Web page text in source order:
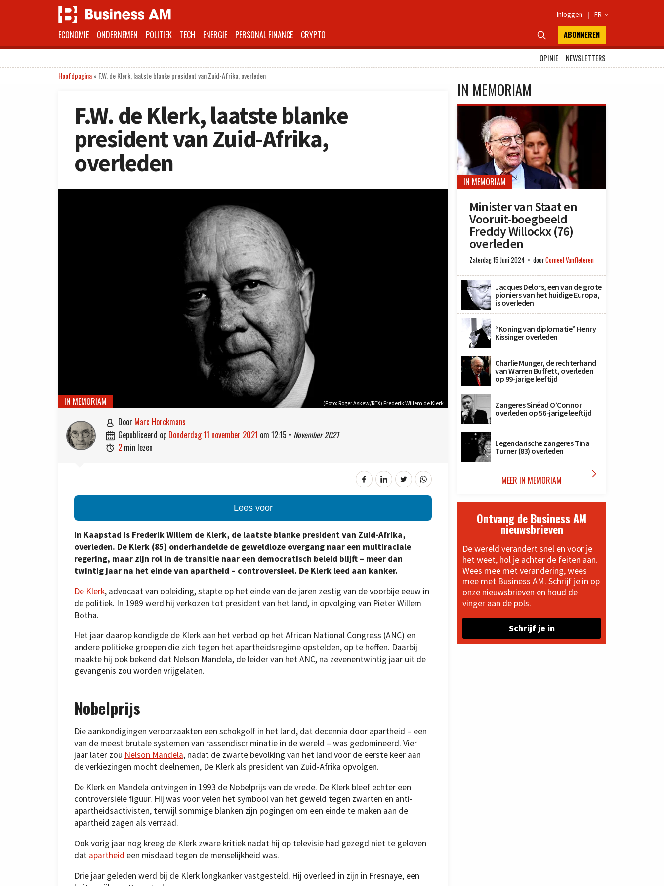
Inloggen | FR 
ECONOMIE ONDERNEMEN POLITIEK TECH ENERGIE PERSONAL FINANCE CRYPTO  ABONNEREN
OPINIE
NEWSLETTERS
Hoofdpagina» F.W. de Klerk, laatste blanke president van Zuid-Afrika, overleden
F.W. de Klerk, laatste blanke
president van Zuid-Afrika,
overleden
(Foto: Roger Askew/REX) Frederik Willem de Klerk
IN MEMORIAM
 door Marc Horckmans
 gepubliceerd op donderdag 11 november 2021 om 12:15 • November 2021
 2 min lezen
Lees voor
In Kaapstad is Frederik Willem de Klerk, de laatste blanke president van Zuid-Afrika,
overleden. De Klerk (85) onderhandelde de geweldloze overgang naar een multiraciale
regering, maar zijn rol in de transitie naar een democratisch beleid blijft – meer dan
twintig jaar na het einde van apartheid – controversieel. De Klerk leed aan kanker.
De Klerk, advocaat van opleiding, stapte op het einde van de jaren zestig van de voorbije eeuw in
de politiek. In 1989 werd hij verkozen tot president van het land, in opvolging van Pieter Willem
Botha.
Het jaar daarop kondigde de Klerk aan het verbod op het African National Congress (ANC) en
andere politieke groepen die zich tegen het apartheidsregime opstelden, op te heffen. Daarbij
maakte hij ook bekend dat Nelson Mandela, de leider van het ANC, na zevenentwintig jaar uit de
gevangenis zou worden vrijgelaten.
Nobelprijs
Die aankondigingen veroorzaakten een schokgolf in het land, dat decennia door apartheid – een
van de meest brutale systemen van rassendiscriminatie in de wereld – was gedomineerd. Vier
jaar later zou Nelson Mandela, nadat de zwarte bevolking van het land voor de eerste keer aan
de verkiezingen mocht deelnemen, De Klerk als president van Zuid-Afrika opvolgen.
De Klerk en Mandela ontvingen in 1993 de Nobelprijs van de vrede. De Klerk bleef echter een
controversiële figuur. Hij was voor velen het symbool van het geweld tegen zwarten en anti-
apartheidsactivisten, terwijl sommige blanken zijn pogingen om een einde te maken aan de
apartheid zagen als verraad.
Ook vorig jaar nog kreeg de Klerk zware kritiek nadat hij op televisie had gezegd niet te geloven
dat apartheid een misdaad tegen de menselijkheid was.
Drie jaar geleden werd bij de Klerk longkanker vastgesteld. Hij overleed in zijn in Fresnaye, een
IN MEMORIAM
IN MEMORIAM
Minister van Staat en
Vooruit-boegbeeld
Freddy Willockx (76)
overleden
Zaterdag 15 Juni 2024 doorCorneel Vanfleteren
Jacques Delors, een van de grote
pioniers van het huidige Europa,
is overleden
“Koning van diplomatie” Henry
Kissinger overleden
Charlie Munger, de rechterhand
van Warren Buffett, overleden
op 99-jarige leeftijd
Zangeres Sinéad O’Connor
overleden op 56-jarige leeftijd
Legendarische zangeres Tina
Turner (83) overleden
MEER IN MEMORIAM 
Ontvang de Business AM
nieuwsbrieven
De wereld verandert snel en voor je
het weet, hol je achter de feiten aan.
Wees mee met verandering, wees
mee met Business AM. Schrijf je in op
onze nieuwsbrieven en houd de
vinger aan de pols.
Schrijf je in